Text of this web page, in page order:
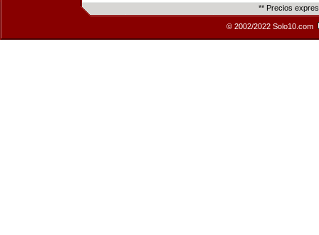
** Precios
© 2002/2022 Solo10.com